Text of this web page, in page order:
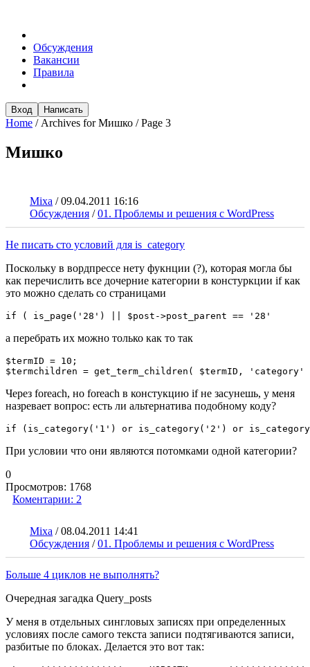
Обсуждения
Вакансии
Правила
Вход Написать
Home / Archives for Мишко /Page 3
Мишко
Mixa /09.04.2011 16:16
Обсуждения /01. Проблемы и решения с WordPress
Не писать сто условий для is_category
Поскольку в вордпрессе нету фукнции (?), которая могла бы
как перечислить все дочерние категории в констуркции if как
это можно сделать со страницами
if ( is_page('28') || $post->post_parent == '28'
а перебрать их можно только как то так
$termID = 10;
$termchildren = get_term_children( $termID,
Через foreach, но foreach в констукцию if не засунешь, у меня
назревает вопрос: есть ли альтернатива подобному коду?
if (is_category('1') or is_category('2') or
При условии что они являются потомками одной категории?
0
Просмотров: 1768
Коментарии: 2
Mixa /08.04.2011 14:41
Обсуждения /01. Проблемы и решения с WordPress
Больше 4 циклов не выполнять?
Очередная загадка Query_posts
У меня в отдельных сингловых записях при определенных
условиях после самого текста записи подтягиваются записи,
разбитые по блоках. Делается это вот так: